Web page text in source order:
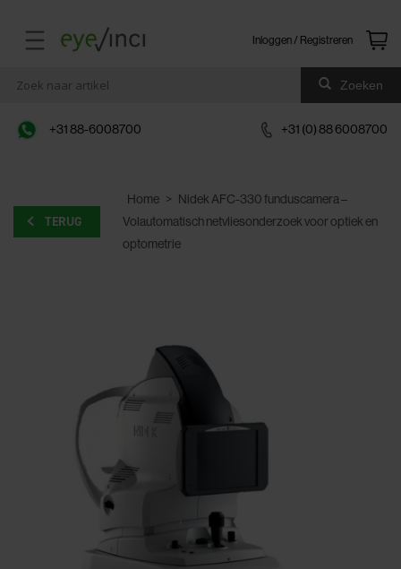
Inloggen / Registreren
Zoeken
+31 88-6008700 +31 (0) 88 6008700
TERUG
Home > Nidek AFC-330 funduscamera –
Volautomatisch netvliesonderzoek voor optiek en
optometrie